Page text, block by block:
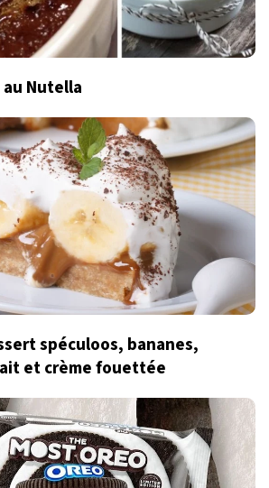
Nutella
spéculoos, bananes,
et crème fouettée